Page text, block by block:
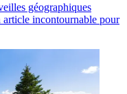
géographiques
incontournable pour